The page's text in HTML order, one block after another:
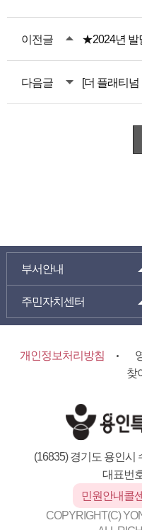
이전글
다음글
부서안내
주민자치센터
개인정보처리방침
찾
(16835) 경기도 용인시
대표번
민원안내콜
COPYRIGHT(C)